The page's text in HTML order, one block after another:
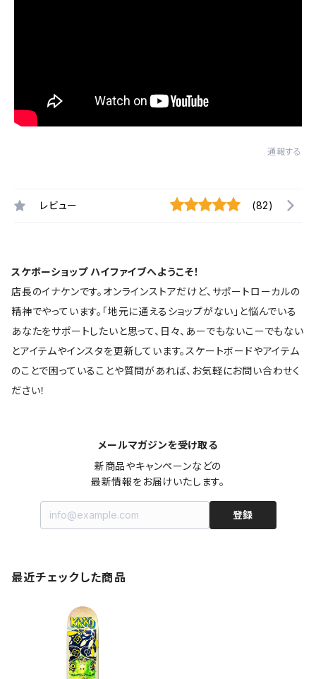
通報する
レビュー (82)
スケボーショップ ハイファイブへようこそ！
店長のイナケンです。オンラインストアだけど、サポートローカルの
精神でやっています。「地元に通えるショップがない」と悩んでいる
あなたをサポートしたいと思って、日々、あーでもないこーでもない
とアイテムやインスタを更新しています。スケートボードやアイテム
のことで困っていることや質問があれば、お気軽にお問い合わせく
ださい！
メールマガジンを受け取る
新商品やキャンペーンなどの
最新情報をお届けいたします。
登録
最近チェックした商品